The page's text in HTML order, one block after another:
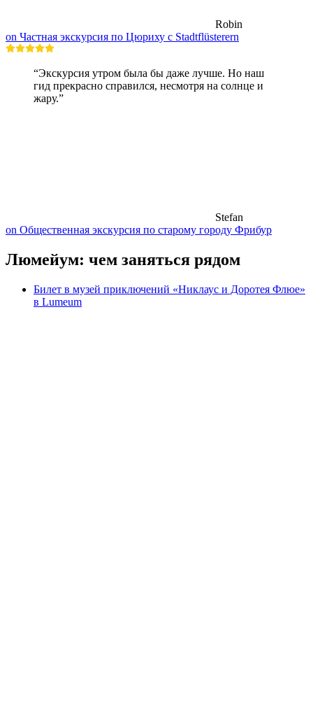
Robin
on Частная экскурсия по Цюриху с Stadtflüsterern
“Экскурсия утром была бы даже лучше. Но наш
гид прекрасно справился, несмотря на солнце и
жару.”
Stefan
on Общественная экскурсия по старому городу Фрибур
Люмейум: чем заняться рядом
Билет в музей приключений «Никлаус и Доротея Флюе»
в Lumeum